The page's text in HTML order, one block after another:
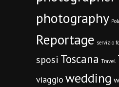
photography
Reportage servizio
sposi Toscana Travel
viaggio wedding